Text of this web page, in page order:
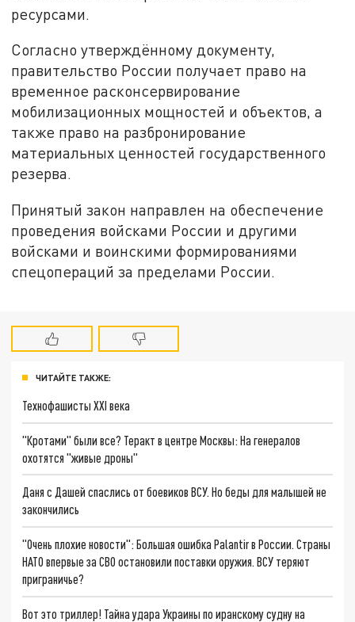
ресурсами.
Согласно утверждённому документу,
правительство России получает право на
временное расконсервирование
мобилизационных мощностей и объектов, а
также право на разбронирование
материальных ценностей государственного
резерва.
Принятый закон направлен на обеспечение
проведения войсками России и другими
войсками и воинскими формированиями
спецопераций за пределами России.
ЧИТАЙТЕ ТАКЖЕ:
Технофашисты XXI века
"Кротами" были все? Теракт в центре Москвы: На генералов
охотятся "живые дроны"
Даня с Дашей спаслись от боевиков ВСУ. Но беды для малышей не
закончились
"Очень плохие новости": Большая ошибка Palantir в России. Страны
НАТО впервые за СВО остановили поставки оружия. ВСУ теряют
приграничье?
Вот это триллер! Тайна удара Украины по иранскому судну на